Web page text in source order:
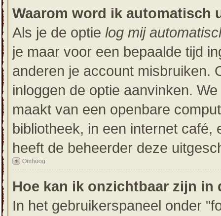
Waarom word ik automatisch
Als je de optie log mij
je maar voor een bepaalde tijd
anderen je account misbruiken.
inloggen de optie aanvinken.
maakt van een openbare
bibliotheek, in een internet
heeft de beheerder deze
Omhoog
Hoe kan ik onzichtbaar zijn
In het gebruikerspaneel onder